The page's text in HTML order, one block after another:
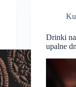
Drinki
upalne